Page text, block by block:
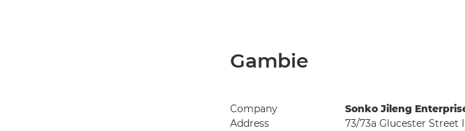
Gambie
Company
Sonko Jileng
Address
73/73a Glucester Street